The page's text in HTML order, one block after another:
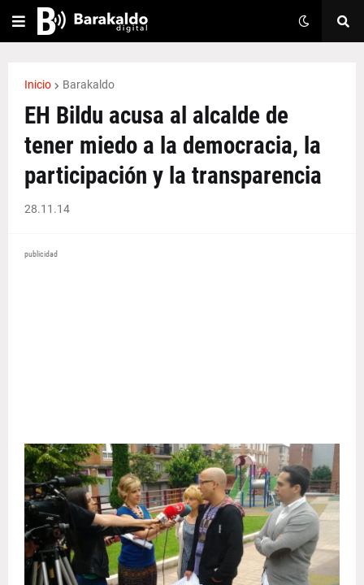
Inicio Barakaldo
EH Bildu acusa al alcalde de
tener miedo a la democracia, la
participación y la transparencia
28.11.14
publicidad